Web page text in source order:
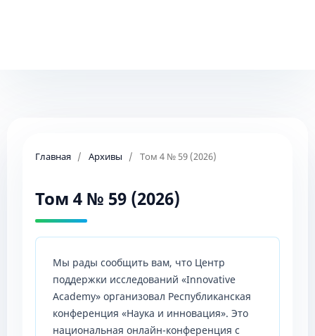
Главная / Архивы / Том 4 № 59 (2026)
Том 4 № 59 (2026)
Мы рады сообщить вам, что Центр
поддержки исследований «Innovative
Academy» организовал Республиканская
конференция «Наука и инновация». Это
национальная онлайн-конференция с